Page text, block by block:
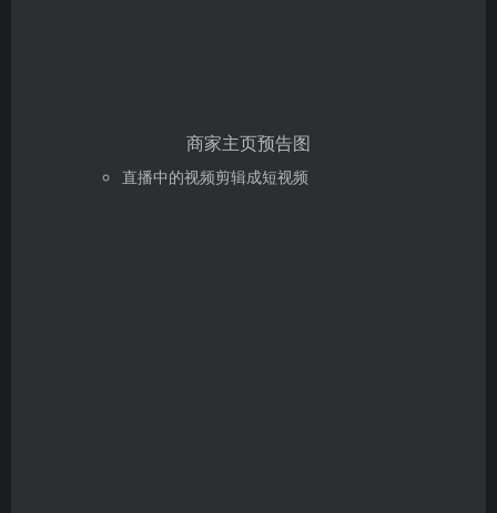
商家主页预告图
直播中的视频剪辑成短视频